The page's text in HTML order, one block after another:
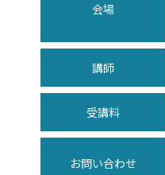
会場
講師
受講料
お問い合わせ